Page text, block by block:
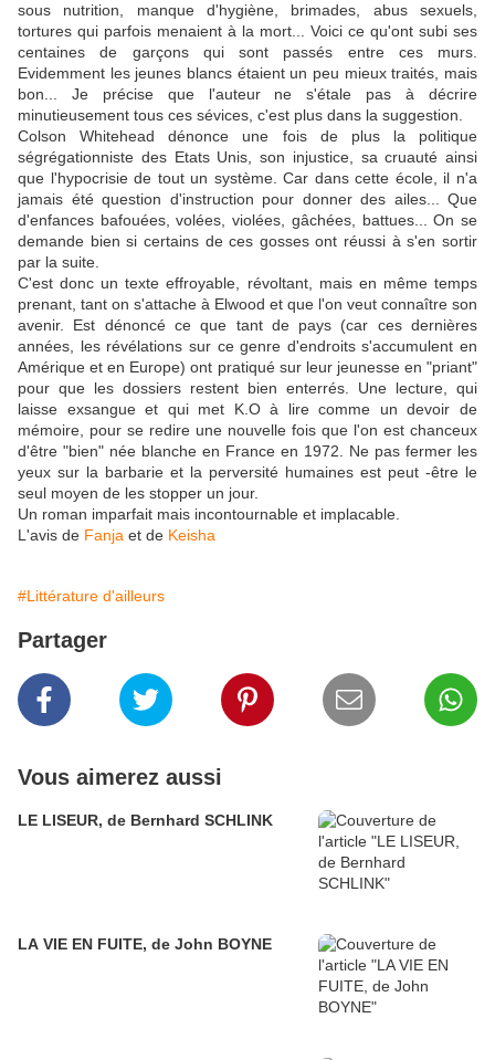
sous nutrition, manque d'hygiène, brimades, abus sexuels,
tortures qui parfois menaient à la mort... Voici ce qu'ont subi ses
centaines de garçons qui sont passés entre ces murs.
Evidemment les jeunes blancs étaient un peu mieux traités, mais
bon... Je précise que l'auteur ne s'étale pas à décrire
minutieusement tous ces sévices, c'est plus dans la suggestion.
Colson Whitehead dénonce une fois de plus la politique
ségrégationniste des Etats Unis, son injustice, sa cruauté ainsi
que l'hypocrisie de tout un système. Car dans cette école, il n'a
jamais été question d'instruction pour donner des ailes... Que
d'enfances bafouées, volées, violées, gâchées, battues... On se
demande bien si certains de ces gosses ont réussi à s'en sortir
par la suite.
C'est donc un texte effroyable, révoltant, mais en même temps
prenant, tant on s'attache à Elwood et que l'on veut connaître son
avenir. Est dénoncé ce que tant de pays (car ces dernières
années, les révélations sur ce genre d'endroits s'accumulent en
Amérique et en Europe) ont pratiqué sur leur jeunesse en "priant"
pour que les dossiers restent bien enterrés. Une lecture, qui
laisse exsangue et qui met K.O à lire comme un devoir de
mémoire, pour se redire une nouvelle fois que l'on est chanceux
d'être "bien" née blanche en France en 1972. Ne pas fermer les
yeux sur la barbarie et la perversité humaines est peut -être le
seul moyen de les stopper un jour.
Un roman imparfait mais incontournable et implacable.
L'avis de Fanja et de Keisha
#Littérature d'ailleurs
Partager
Vous aimerez aussi
LE LISEUR, de Bernhard SCHLINK
LA VIE EN FUITE, de John BOYNE